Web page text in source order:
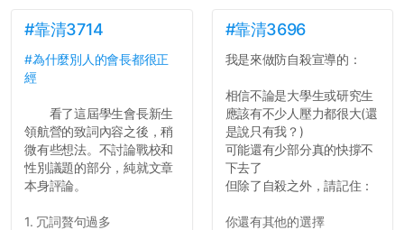
#靠清3714
#為什麼別人的會長都很正
經
看了這屆學生會長新生
領航營的致詞內容之後，稍
微有些想法。不討論戰校和
性別議題的部分，純就文章
本身評論。
1. 冗詞贅句過多
#靠清3696
我是來做防自殺宣導的：
相信不論是大學生或研究生
應該有不少人壓力都很大(還
是說只有我？)
可能還有少部分真的快撐不
下去了
但除了自殺之外，請記住：
你還有其他的選擇